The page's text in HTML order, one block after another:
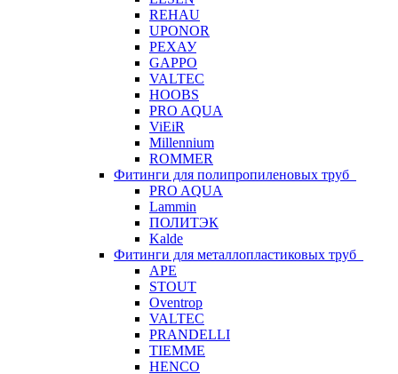
REHAU
UPONOR
РЕХАУ
GAPPO
VALTEC
HOOBS
PRO AQUA
ViEiR
Millennium
ROMMER
Фитинги для полипропиленовых труб
PRO AQUA
Lammin
ПОЛИТЭК
Kalde
Фитинги для металлопластиковых труб
APE
STOUT
Oventrop
VALTEC
PRANDELLI
TIEMME
HENCO